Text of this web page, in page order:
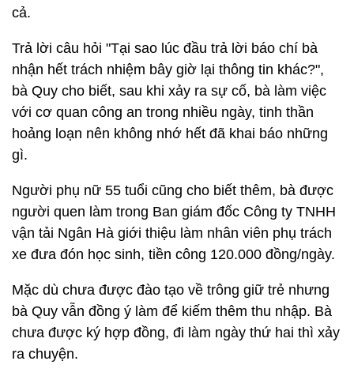
cả.
Trả lời câu hỏi "Tại sao lúc đầu trả lời báo chí bà
nhận hết trách nhiệm bây giờ lại thông tin khác?",
bà Quy cho biết, sau khi xảy ra sự cố, bà làm việc
với cơ quan công an trong nhiều ngày, tinh thần
hoảng loạn nên không nhớ hết đã khai báo những
gì.
Người phụ nữ 55 tuổi cũng cho biết thêm, bà được
người quen làm trong Ban giám đốc Công ty TNHH
vận tải Ngân Hà giới thiệu làm nhân viên phụ trách
xe đưa đón học sinh, tiền công 120.000 đồng/ngày.
Mặc dù chưa được đào tạo về trông giữ trẻ nhưng
bà Quy vẫn đồng ý làm để kiếm thêm thu nhập. Bà
chưa được ký hợp đồng, đi làm ngày thứ hai thì xảy
ra chuyện.